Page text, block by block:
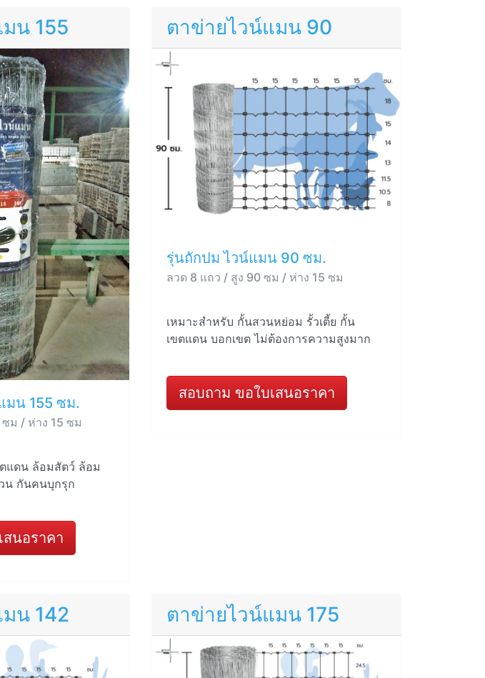
น 155
มน 155 ซม.
ซม / ห่าง 15 ซม
แดน ล้อมสัตว์ ล้อม
น กันคนบุกรุก
สนอราคา
ตาข่ายไวน์แมน 90
รุ่นถักปม ไวน์แมน 90 ซม.
ลวด 8 แถว / สูง 90 ซม / ห่าง 15 ซม
เหมาะสำหรับ กั้นสวนหย่อม รั้วเตี้ย กั้น
เขตแดน บอกเขต ไม่ต้องการความสูงมาก
สอบถาม ขอใบเสนอราคา
น 142 ตาข่ายไวน์แมน 175